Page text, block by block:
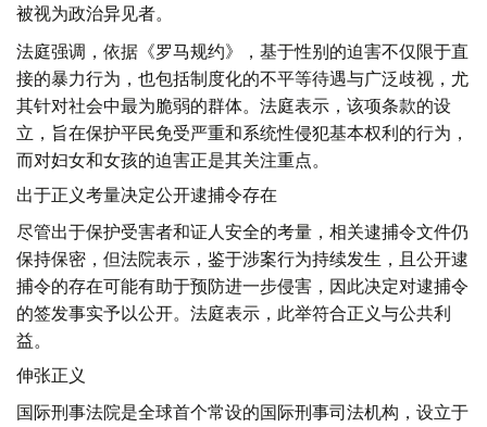
被视为政治异见者。
法庭强调，依据《罗马规约》，基于性别的迫害不仅限于直
接的暴力行为，也包括制度化的不平等待遇与广泛歧视，尤
其针对社会中最为脆弱的群体。法庭表示，该项条款的设
立，旨在保护平民免受严重和系统性侵犯基本权利的行为，
而对妇女和女孩的迫害正是其关注重点。
出于正义考量决定公开逮捕令存在
尽管出于保护受害者和证人安全的考量，相关逮捕令文件仍
保持保密，但法院表示，鉴于涉案行为持续发生，且公开逮
捕令的存在可能有助于预防进一步侵害，因此决定对逮捕令
的签发事实予以公开。法庭表示，此举符合正义与公共利
益。
伸张正义
国际刑事法院是全球首个常设的国际刑事司法机构，设立于